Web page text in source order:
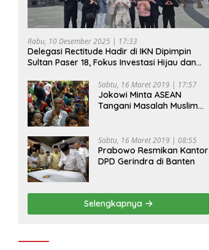
Rabu, 10 Desember 2025 | 17:33
Delegasi Rectitude Hadir di IKN Dipimpin
Sultan Paser 18, Fokus Investasi Hijau dan
Sabtu, 16 Maret 2019 | 17:57
Jokowi Minta ASEAN
Tangani Masalah Muslim
Sabtu, 16 Maret 2019 | 08:55
Prabowo Resmikan Kantor
DPD Gerindra di Banten
Selengkapnya